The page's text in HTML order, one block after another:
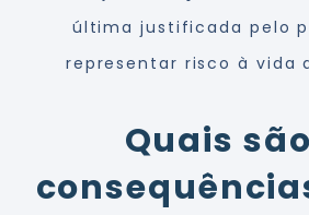
última justificada pelo
representar risco à vida
Quais